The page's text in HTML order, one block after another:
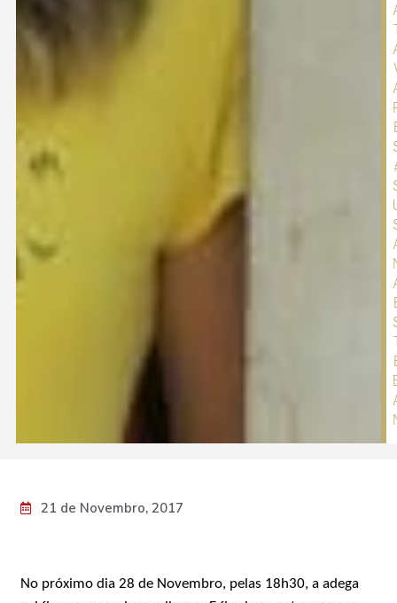
21 de Novembro, 2017
No próximo dia 28 de Novembro, pelas 18h30, a adega